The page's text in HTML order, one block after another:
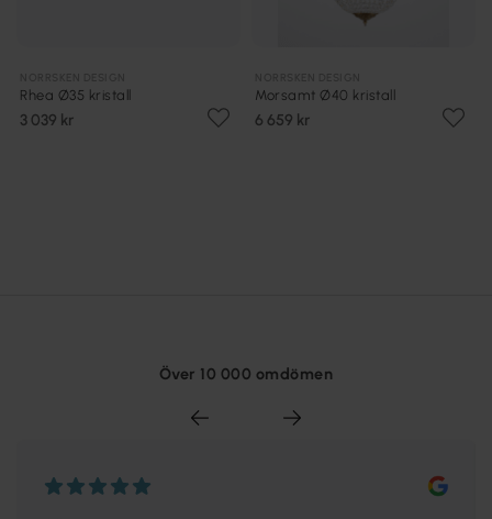
Rhea Ø35 kristall
3 039 kr
Morsamt Ø40 kristall
6 659 kr
Över 10 000 omdömen